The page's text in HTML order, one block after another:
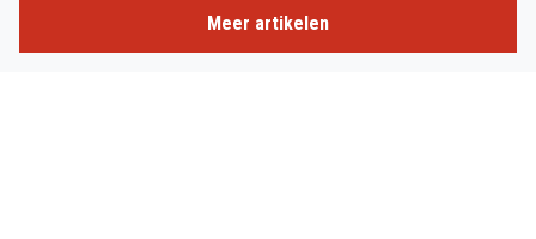
Meer artikelen